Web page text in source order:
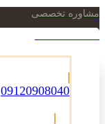
مشاوره تخصصی
09120908040